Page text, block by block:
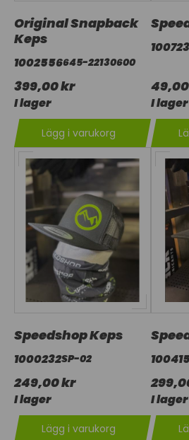
Original Snapback
Keps
1002556645-22130600
399,00 kr
I lager
Lägg i varukorg
I lager
Speedshop Keps
1000232SP-02
249,00 kr
I lager
Lägg i varukorg
I lager